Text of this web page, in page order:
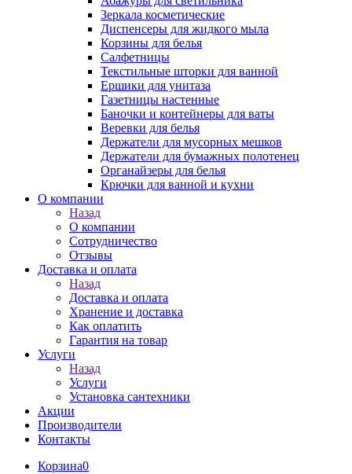
Зеркала косметические
Диспенсеры для жидкого мыла
Корзины для белья
Салфетницы
Текстильные шторки для ванной
Ершики для унитаза
Газетницы настенные
Баночки и контейнеры для ваты
Веревки для белья
Держатели для мусорных мешков
Держатели для бумажных полотенец
Органайзеры для белья
Крючки для ванной и кухни
О компании
Назад
О компании
Сотрудничество
Отзывы
Доставка и оплата
Назад
Доставка и оплата
Хранение и доставка
Как оплатить
Гарантия на товар
Услуги
Назад
Услуги
Установка сантехники
Акции
Производители
Контакты
Корзина0